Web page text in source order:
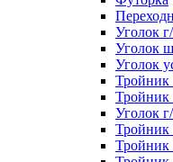
Уголок
Уголок
Уголок
Тройник
Тройник
Уголок
Тройник